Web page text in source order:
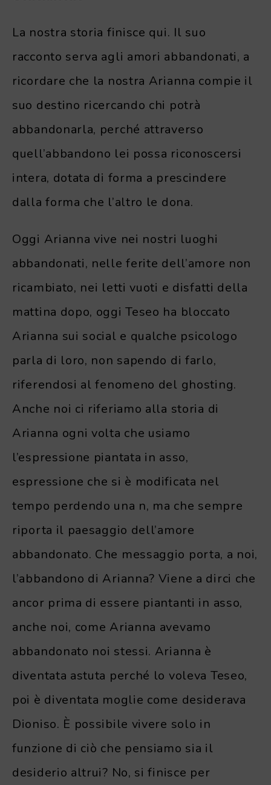
La nostra storia finisce qui. Il suo
racconto serva agli amori abbandonati, a
ricordare che la nostra Arianna compie il
suo destino ricercando chi potrà
abbandonarla, perché attraverso
quell’abbandono lei possa riconoscersi
intera, dotata di forma a prescindere
dalla forma che l’altro le dona.
Oggi Arianna vive nei nostri luoghi
abbandonati, nelle ferite dell’amore non
ricambiato, nei letti vuoti e disfatti della
mattina dopo, oggi Teseo ha bloccato
Arianna sui social e qualche psicologo
parla di loro, non sapendo di farlo,
riferendosi al fenomeno del ghosting.
Anche noi ci riferiamo alla storia di
Arianna ogni volta che usiamo
l’espressione piantata in asso,
espressione che si è modificata nel
tempo perdendo una n, ma che sempre
riporta il paesaggio dell’amore
abbandonato. Che messaggio porta, a noi,
l’abbandono di Arianna? Viene a dirci che
ancor prima di essere piantanti in asso,
anche noi, come Arianna avevamo
abbandonato noi stessi. Arianna è
diventata astuta perché lo voleva Teseo,
poi è diventata moglie come desiderava
Dioniso. È possibile vivere solo in
funzione di ciò che pensiamo sia il
desiderio altrui? No, si finisce per